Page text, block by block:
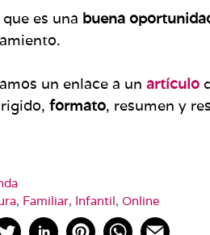
es una buena
un enlace a un artículo
formato, resumen y
, Familiar, Infantil,Online